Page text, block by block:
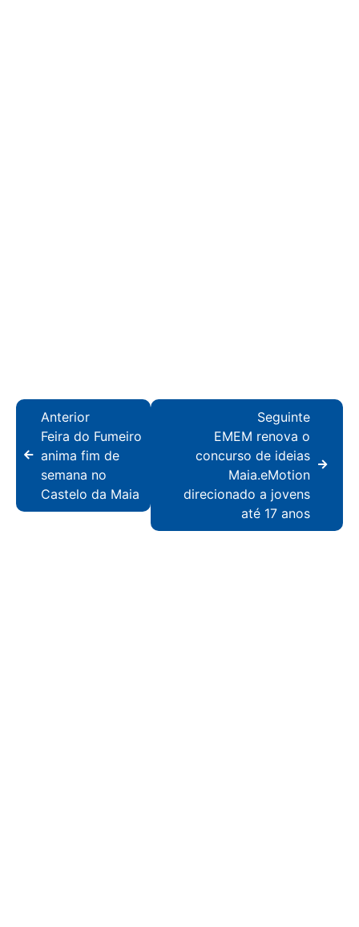
Anterior
Feira do Fumeiro
anima fim de
semana no
Castelo da Maia
Seguinte
EMEM renova o
concurso de ideias
Maia.eMotion
direcionado a jovens
até 17 anos